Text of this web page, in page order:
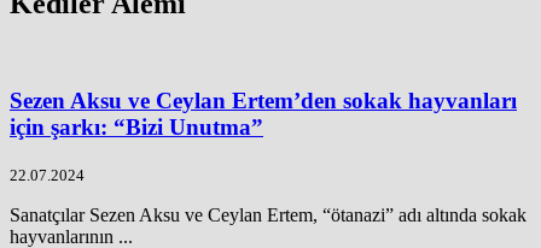
Sezen Aksu ve Ceylan Ertem’den sokak hayvanları
için şarkı: “Bizi Unutma”
22.07.2024
Sanatçılar Sezen Aksu ve Ceylan Ertem, “ötanazi” adı altında sokak
hayvanlarının ...